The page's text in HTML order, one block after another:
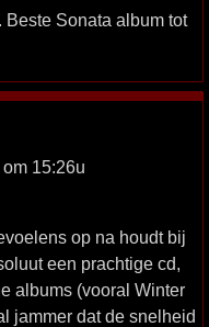
Sonata album tot
15:26u
op na houdt bij
een prachtige cd,
albums (vooral Winter
jammer dat de snelheid